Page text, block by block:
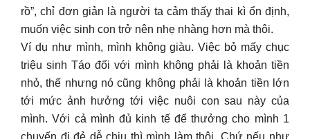
rồ”, chỉ đơn giản là người ta cảm thấy thai kì ổn định,
muốn việc sinh con trở nên nhẹ nhàng hơn mà thôi.
Ví dụ như mình, mình không giàu. Việc bỏ mấy chục
triệu sinh Táo đối với mình không phải là khoản tiền
nhỏ, thế nhưng nó cũng không phải là khoản tiền lớn
tới mức ảnh hưởng tới việc nuôi con sau này của
mình. Với cả mình đủ kinh tế để thưởng cho mình 1
chuyến đi đẻ dễ chịu thì mình làm thôi. Chứ nếu như